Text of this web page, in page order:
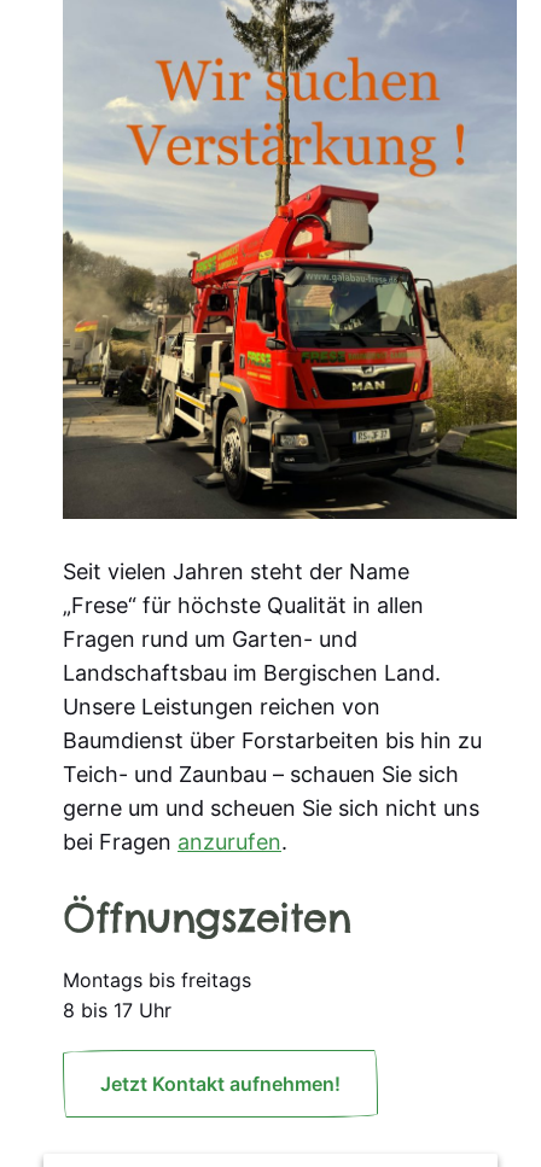
Seit vielen Jahren steht der Name
„Frese“ für höchste Qualität in allen
Fragen rund um Garten- und
Landschaftsbau im Bergischen Land.
Unsere Leistungen reichen von
Baumdienst über Forstarbeiten bis hin zu
Teich- und Zaunbau – schauen Sie sich
gerne um und scheuen Sie sich nicht uns
bei Fragen anzurufen.
Öffnungszeiten
Montags bis freitags
8 bis 17 Uhr
Jetzt Kontakt aufnehmen!